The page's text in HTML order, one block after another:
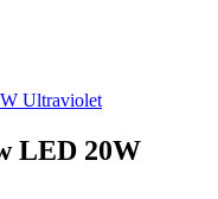
Ultraviolet
LED 20W